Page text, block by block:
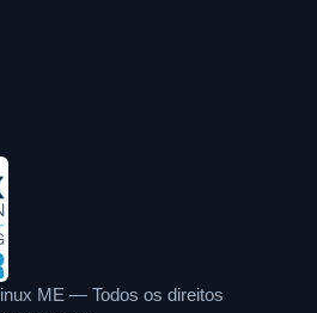
ME — Todos os direitos